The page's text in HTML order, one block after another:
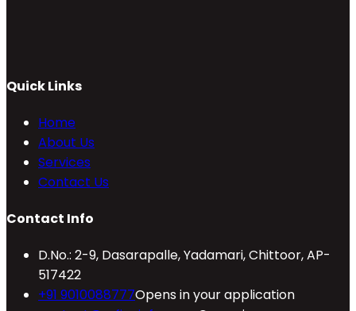
Quick Links
Home
About Us
Services
Contact Us
Contact Info
D.No.: 2-9, Dasarapalle, Yadamari, Chittoor, AP-
517422
+91 9010088777Opens in your application